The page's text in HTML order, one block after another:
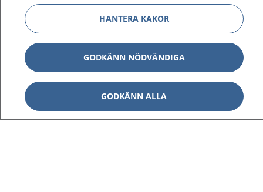
1177 på flera språk Visa
Visa
Kontakt Visa
HANTERA KAKOR
GODKÄNN NÖDVÄNDIGA
GODKÄNN ALLA